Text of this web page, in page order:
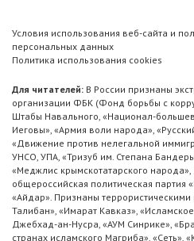
Условия использования веб-сайта и
персональных данных
Политика использования cookies
Для читателей: В России признаны
организации ФБК (Фонд борьбы с
Штабы Навального, «Национал-
Иеговы», «Армия воли народа»,
«Движение против нелегальной
УНСО, УПА, «Тризуб им. Степана
«Меджлис крымскотатарского народа»,
общероссийская политическая партия
«Айдар». Признаны
Талибан», «Имарат Кавказ»,
Джебхад-ан-Нусра, «АУМ Синрике»,
странах исламского Магриба», «Сеть»,